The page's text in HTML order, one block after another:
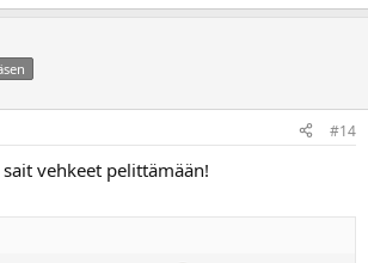
#14
vehkeet pelittämään!